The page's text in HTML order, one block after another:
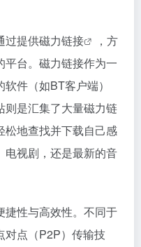
过提供磁力链接
，方
台。 磁力链接作为一
件（如BT客户端）
则是汇集了大量磁力链
松地查找并下载自己感
电视剧，还是最新的音
捷性与高效性。不同于
对点（P2P）传输技